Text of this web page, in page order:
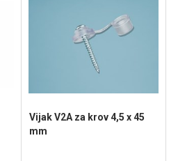
Vijak V2A za krov 4,5 x 45
mm